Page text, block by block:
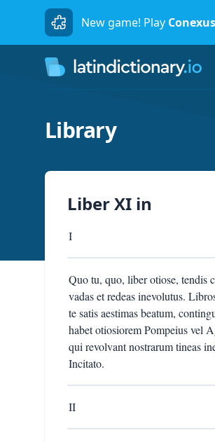
New game! Play Conexus
Library
Liber XI in
I
Quo tu, quo, liber otiose, tendis
vadas et redeas inevolutus.
te satis aestimas beatum,
habet otiosiorem Pompeius vel
qui revolvant nostrarum tineas
Incitato.
II